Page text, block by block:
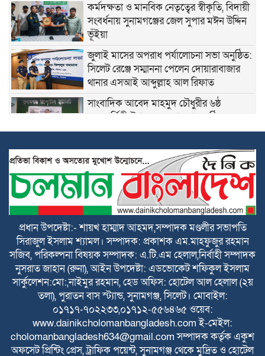
কর্মদক্ষতা ও মানবিক নেতৃত্বের স্বীকৃতি, বিদায়ী
সংবর্ধনায় সুনামগঞ্জের জেল সুপার মঈন উদ্দিন
ভূঁইয়া
জুলাই মাসের অপরাধ পর্যালোচনা সভা অনুষ্ঠিত:
সিলেট রেঞ্জে সম্মাননা পেলেন দোয়ারাবাজার
থানার এসআই আব্দুল্লাহ আল রিফাত
সাংবাদিক আবেদ মাহমুদ চৌধুরীর ৬ষ্ঠ
মৃত্যুবার্ষিকী উপলক্ষে স্মরণসভা অনুষ্ঠিত
শান্তিগঞ্জে বসতঘরে হামলা, লুটপাট ও দখলের
অভিযোগে দ্রুত বিচার ট্রাইব্যুনালে মামলা
কেন্দ্রীয় কৃষক দলের সহ-সাধারণ সম্পাদক
আনিসুল হকের জন্মদিনে সামাজিক
যোগাযোগমাধ্যমে শুভেচ্ছার জোয়ার
হৃদয়ের ডাকের উদ্যোগে কর্ণফুলীতে বৃক্ষরোপণ
ও চারা বিতরণ কর্মসূচি অনুষ্ঠিত
নতুন কুঁড়ি স্পোর্টস জাতীয় ফুটবলে সুনামগঞ্জের
দাপট, জিহাদ টুর্নামেন্টসেরা
বাঁচতে চান লোকমান, আড়াই লাখ টাকা-
প্রধান উপদেষ্টা:- শায়খ হাম্মাদ আহমদ,সম্পাদক মণ্ডলীর সভাপতি
সিরাজুল ইসলাম শ্যামল। সম্পাদক: প্রকাশক এম.মাহফুজুর রহমান
সজিব, পরিকল্পনা বিষয়ক সম্পাদক: এ.টি.এম হেলাল,নির্বাহী সম্পাদক
নুসরাত জাহান (রুনা), আইন উপদেষ্টা: এডভোকেট শফিকুল ইসলাম
সার্কুলেশন:মো:,নাইমুর রহমান, হেড অফিস: হোটেল আল হেলাল (২য়
তলা), পুরাতন বাস স্ট্যান্ড, সুনামগঞ্জ, সিলেট। মোবাইল:
০১৭১৭-৭০২২৩৩,০১৭১২-৫৫৬৪৬৫ ওয়েব:
www.dainikcholomanbangladesh.com ই-মেইল:
cholomanbangladesh634@gmail.com সম্পাদক কর্তৃক একুশ
অফসেট প্রিন্টিং প্রেস, ট্রাফিক পয়েন্ট, সুনামগঞ্জ থেকে মুদ্রিত ও হোটেল